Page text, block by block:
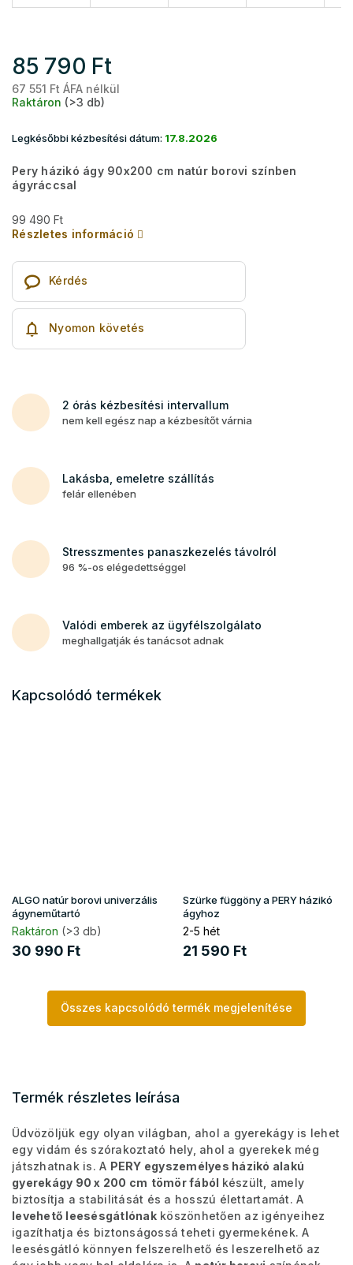
85 790 Ft
67 551 Ft ÁFA nélkül
Raktáron (>3 db)
Legkésőbbi kézbesítési dátum: 17.8.2026
Pery házikó ágy 90x200 cm natúr borovi színben
ágyráccsal
99 490 Ft
Részletes információ
Kérdés
Nyomon követés
2 órás kézbesítési intervallum
nem kell egész nap a kézbesítőt várnia
Lakásba, emeletre szállítás
felár ellenében
Stresszmentes panaszkezelés távolról
96 %-os elégedettséggel
Valódi emberek az ügyfélszolgálato
meghallgatják és tanácsot adnak
Kapcsolódó termékek
ALGO natúr borovi univerzális
ágyneműtartó
Raktáron (>3 db)
30 990 Ft
Szürke függöny a PERY házikó
ágyhoz
2-5 hét
21 590 Ft
Összes kapcsolódó termék megjelenítése
Termék részletes leírása
Üdvözöljük egy olyan világban, ahol a gyerekágy is lehet
egy vidám és szórakoztató hely, ahol a gyerekek még
játszhatnak is. A PERY egyszemélyes házikó alakú
gyerekágy 90 x 200 cm tömör fából készült, amely
biztosítja a stabilitását és a hosszú élettartamát. A
levehető leesésgátlónakköszönhetően az igényeihez
igazíthatja és biztonságossá teheti gyermekének. A
leesésgátló könnyen felszerelhető és leszerelhető az